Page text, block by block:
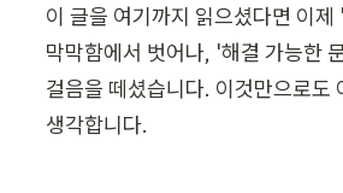
이 글을 여기까지 읽으셨다면 이
막막함에서 벗어나, '해결 가능한
걸음을 떼셨습니다. 이것만으로도
생각합니다.